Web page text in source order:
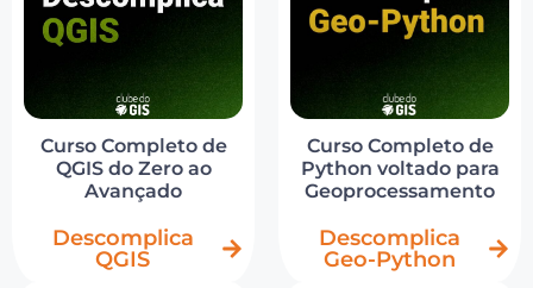
Curso Completo de
QGIS do Zero ao
Avançado
Descomplica
QGIS
Curso Completo de
Python voltado para
Geoprocessamento
Descomplica
Geo-Python